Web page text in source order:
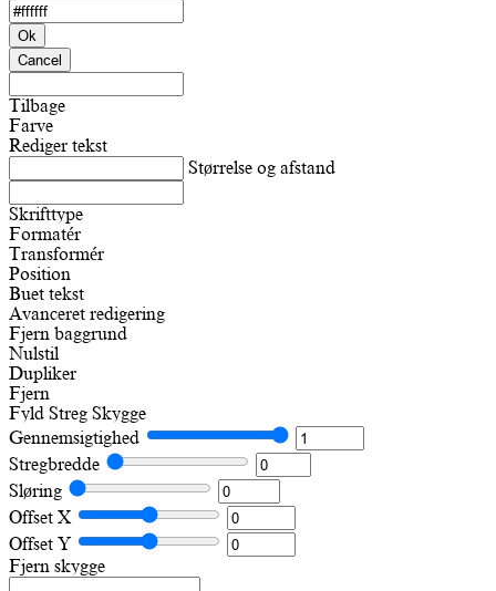
Ok
Cancel
Tilbage
Farve
Rediger tekst
Størrelse og afstand
Skrifttype
Formatér
Transformér
Position
Buet tekst
Avanceret redigering
Fjern baggrund
Nulstil
Dupliker
Fjern
Fyld Streg Skygge
Gennemsigtighed
Stregbredde
Sløring
Offset X
Offset Y
Fjern skygge